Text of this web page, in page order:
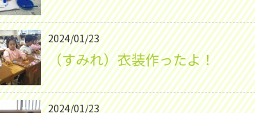
2024/01/23
（すみれ）衣装作ったよ！
2024/01/23